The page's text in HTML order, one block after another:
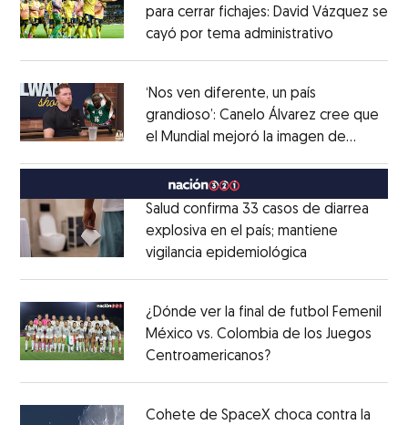
para cerrar fichajes: David Vázquez se
cayó por tema administrativo
‘Nos ven diferente, un país
grandioso’: Canelo Álvarez cree que
el Mundial mejoró la imagen de
MéxicoOpens in new window
Salud confirma 33 casos de diarrea
explosiva en el país; mantiene
vigilancia epidemiológica
¿Dónde ver la final de futbol Femenil
México vs. Colombia de los Juegos
Centroamericanos?Opens in new
Cohete de SpaceX choca contra la